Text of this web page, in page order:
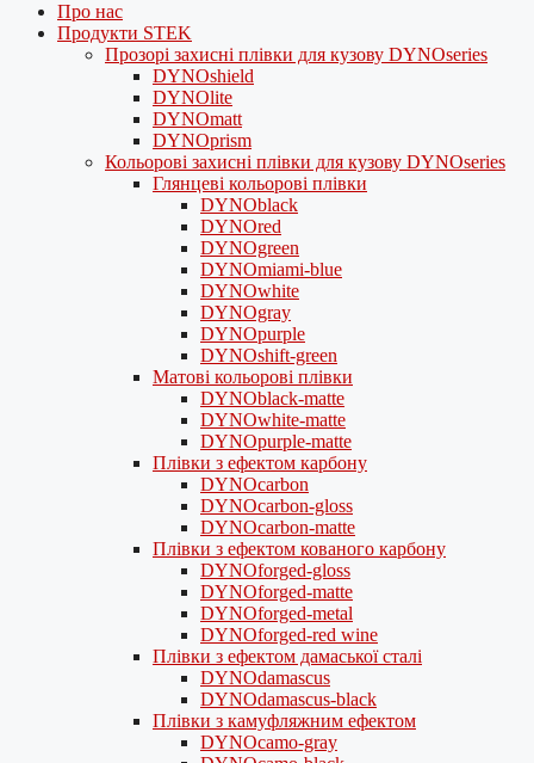
Про нас
Продукти STEK
Прозорі захисні плівки для кузову DYNOseries
DYNOshield
DYNOlite
DYNOmatt
DYNOprism
Кольорові захисні плівки для кузову DYNOseries
Глянцеві кольорові плівки
DYNOblack
DYNOred
DYNOgreen
DYNOmiami-blue
DYNOwhite
DYNOgray
DYNOpurple
DYNOshift-green
Матові кольорові плівки
DYNOblack-matte
DYNOwhite-matte
DYNOpurple-matte
Плівки з ефектом карбону
DYNOcarbon
DYNOcarbon-gloss
DYNOcarbon-matte
Плівки з ефектом кованого карбону
DYNOforged-gloss
DYNOforged-matte
DYNOforged-metal
DYNOforged-red wine
Плівки з ефектом дамаської сталі
DYNOdamascus
DYNOdamascus-black
Плівки з камуфляжним ефектом
DYNOcamo-gray